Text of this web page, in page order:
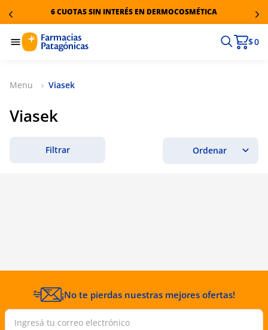
6 CUOTAS SIN INTERÉS EN DERMOCOSMÉTICA
$ 0
Viasek
Viasek
Filtrar
¡No te pierdas nuestras mejores ofertas!